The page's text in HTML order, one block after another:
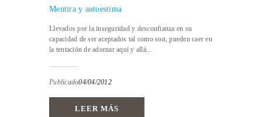
Mentira y autoestima
Llevados por la inseguridad y desconfianza en su
capacidad de ser aceptados tal como son, pueden caer en
la tentación de adornar aquí y allá...
Publicado04/04/2012
LEER MÁS